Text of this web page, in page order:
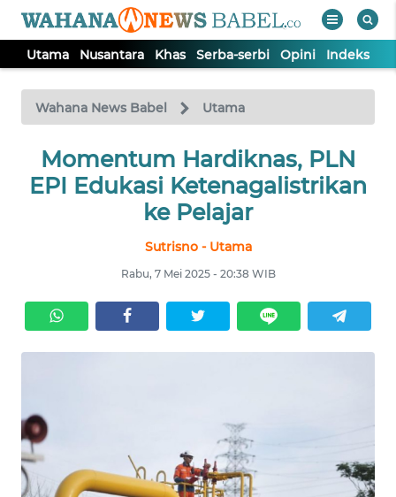
Utama Nusantara Khas Serba-serbi Opini Indeks
Wahana News Babel Utama
Momentum Hardiknas, PLN
EPI Edukasi Ketenagalistrikan
ke Pelajar
Sutrisno - Utama
Rabu, 7 Mei 2025 - 20:38 WIB
TV
Tutup
UTAMA
SERBA-
SERBI
Informasi
INDEKS
BERITA